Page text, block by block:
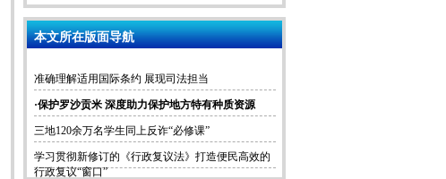
本文所在版面导航
准确理解适用国际条约 展现司法担当
·保护罗沙贡米 深度助力保护地方特有种质资源
三地120余万名学生同上反诈“必修课”
学习贯彻新修订的《行政复议法》打造便民高效的
行政复议“窗口”